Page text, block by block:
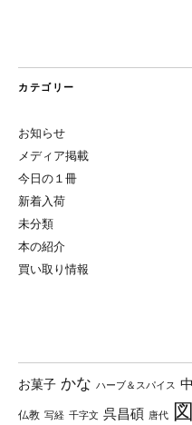
カテゴリー
お知らせ
メディア掲載
今日の１冊
新着入荷
未分類
本の紹介
買い取り情報
お菓子 かな ハーブ＆スパイス
仏教 写経 千字文 呉昌碩 唐代